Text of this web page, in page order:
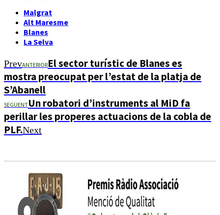
Malgrat
Alt Maresme
Blanes
La Selva
PrevANTERIOREl sector turístic de Blanes es
mostra preocupat per l’estat de la platja de
S’Abanell
SEGÜENTUn robatori d’instruments al MiD fa
perillar les properes actuacions de la cobla de
PLF.Next